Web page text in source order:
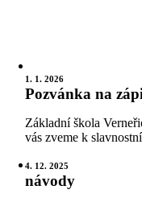
1. 1. 2026
Pozvánka na
Základní škola
vás zveme k
4. 12. 2025
návody